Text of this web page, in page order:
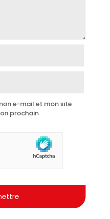
de la sensualité et du bien-
e-mail et mon site
prochain